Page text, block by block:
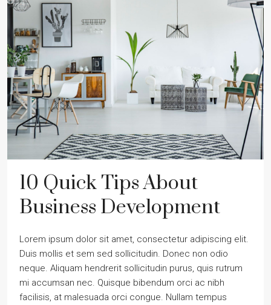
10 Quick Tips About
Business Development
Lorem ipsum dolor sit amet, consectetur adipiscing elit.
Duis mollis et sem sed sollicitudin. Donec non odio
neque. Aliquam hendrerit sollicitudin purus, quis rutrum
mi accumsan nec. Quisque bibendum orci ac nibh
facilisis, at malesuada orci congue. Nullam tempus